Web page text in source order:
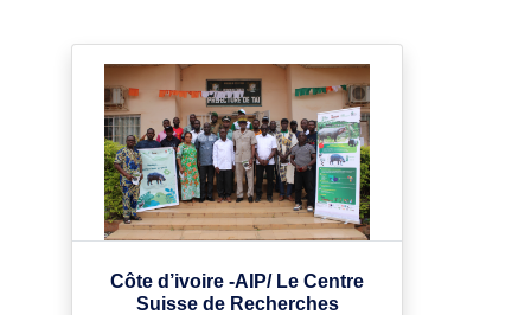
Côte d’ivoire -AIP/ Le Centre
Suisse de Recherches